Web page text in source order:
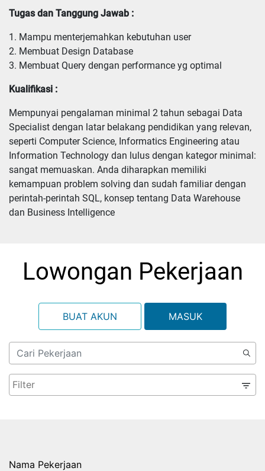
Tugas dan Tanggung Jawab :
1. Mampu menterjemahkan kebutuhan user
2. Membuat Design Database
3. Membuat Query dengan performance yg optimal
Kualifikasi :
Mempunyai pengalaman minimal 2 tahun sebagai Data
Specialist dengan latar belakang pendidikan yang relevan,
seperti Computer Science, Informatics Engineering atau
Information Technology dan lulus dengan kategor minimal:
sangat memuaskan. Anda diharapkan memiliki
kemampuan problem solving dan sudah familiar dengan
perintah-perintah SQL, konsep tentang Data Warehouse
dan Business Intelligence
Lowongan Pekerjaan
BUAT AKUN MASUK
Nama Pekerjaan